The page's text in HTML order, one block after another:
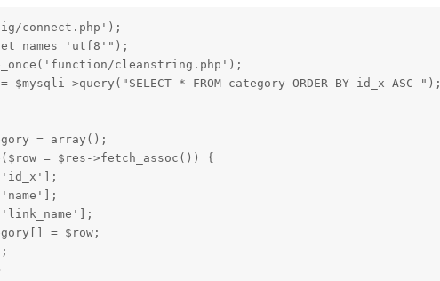
connect.php');
names 'utf8'");
cleanstring.php');
$mysqli->query("SELECT * FROM category ORDER BY id_x ASC ");
= array();
= $res->fetch_assoc()) {
= $row;